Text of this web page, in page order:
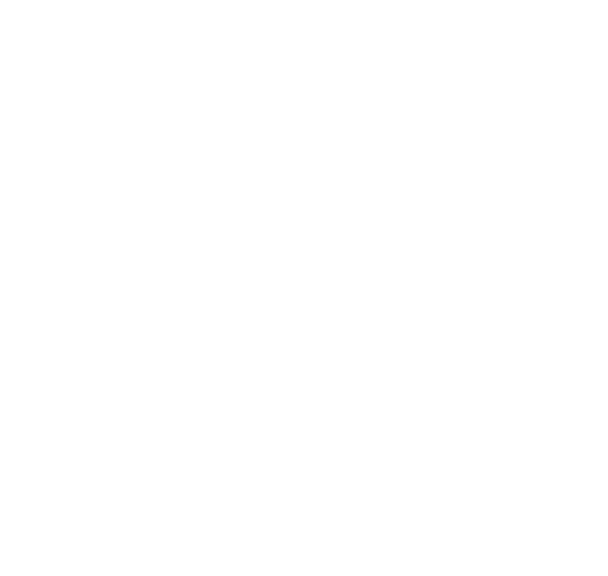
den einzelnen Artikeln.